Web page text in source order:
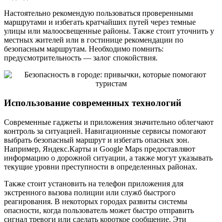
Настоятельно рекомендую пользоваться проверенными
маршрутами и избегать кратчайших путей через темные
улицы или малоосвещенные районы. Также стоит уточнить у
местных жителей или в гостинице рекомендации по
безопасным маршрутам. Необходимо помнить:
предусмотрительность — залог спокойствия.
Использование современных технологий
Современные гаджеты и приложения значительно облегчают
контроль за ситуацией. Навигационные сервисы помогают
выбрать безопасный маршрут и избегать опасных зон.
Например, Яндекс.Карты и Google Maps предоставляют
информацию о дорожной ситуации, а также могут указывать
текущие уровни преступности в определенных районах.
Также стоит установить на телефон приложения для
экстренного вызова полиции или служб быстрого
реагирования. В некоторых городах развиты системы
опасности, когда пользователь может быстро отправить
сигнал тревоги или сделать короткое сообщение. Эти